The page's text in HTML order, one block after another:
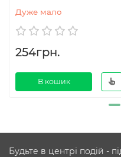
Дуже мало
254грн.
В кошик
Будьте в центрі подій -